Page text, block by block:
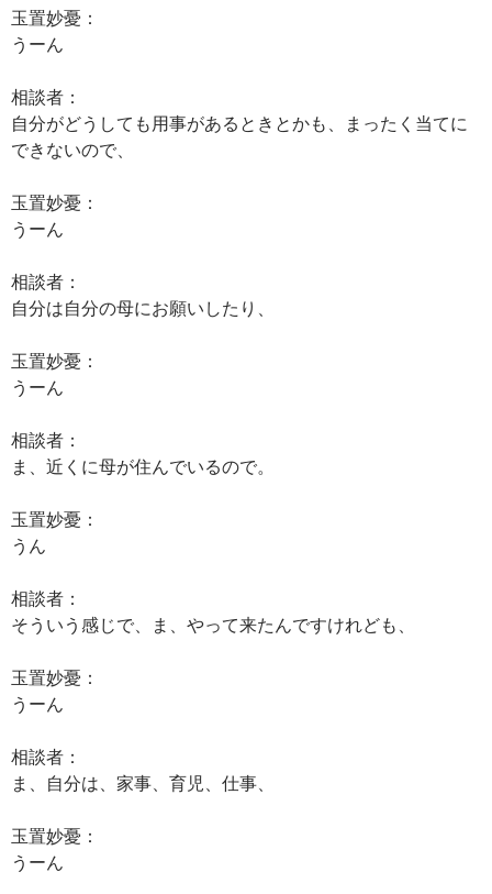
玉置妙憂：
うーん
相談者：
自分がどうしても用事があるときとかも、まったく当てに
できないので、
玉置妙憂：
うーん
相談者：
自分は自分の母にお願いしたり、
玉置妙憂：
うーん
相談者：
ま、近くに母が住んでいるので。
玉置妙憂：
うん
相談者：
そういう感じで、ま、やって来たんですけれども、
玉置妙憂：
うーん
相談者：
ま、自分は、家事、育児、仕事、
玉置妙憂：
うーん